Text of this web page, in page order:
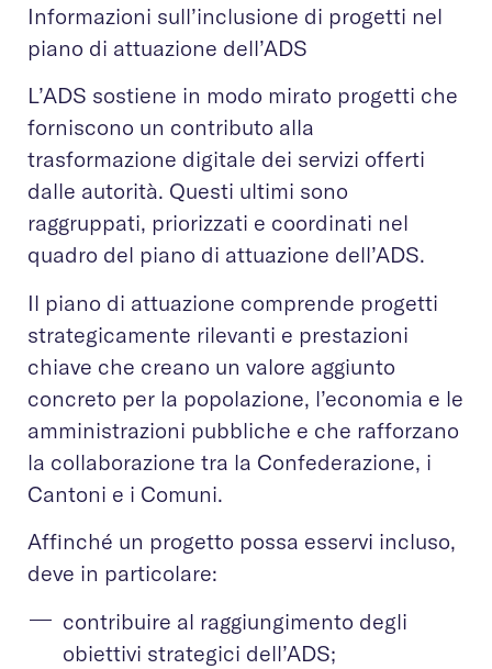
Informazioni sull’inclusione di progetti nel
piano di attuazione dell’ADS
L’ADS sostiene in modo mirato progetti che
forniscono un contributo alla
trasformazione digitale dei servizi offerti
dalle autorità. Questi ultimi sono
raggruppati, priorizzati e coordinati nel
quadro del piano di attuazione dell’ADS.
Il piano di attuazione comprende progetti
strategicamente rilevanti e prestazioni
chiave che creano un valore aggiunto
concreto per la popolazione, l’economia e le
amministrazioni pubbliche e che rafforzano
la collaborazione tra la Confederazione, i
Cantoni e i Comuni.
Affinché un progetto possa esservi incluso,
deve in particolare:
contribuire al raggiungimento degli
obiettivi strategici dell’ADS;